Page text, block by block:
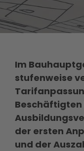
Im
stufenweise
Beschäftigten
der ersten
und der